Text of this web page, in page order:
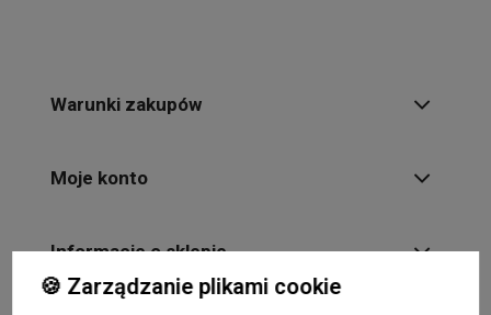
Warunki zakupów
Moje konto
Informacje o sklepie
🍪 Zarządzanie plikami cookie